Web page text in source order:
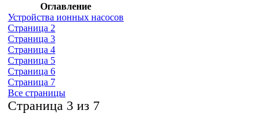
Оглавление
Устройства ионных насосов
Страница 2
Страница 3
Страница 4
Страница 5
Страница 6
Страница 7
Все страницы
Cтраница 3 из 7